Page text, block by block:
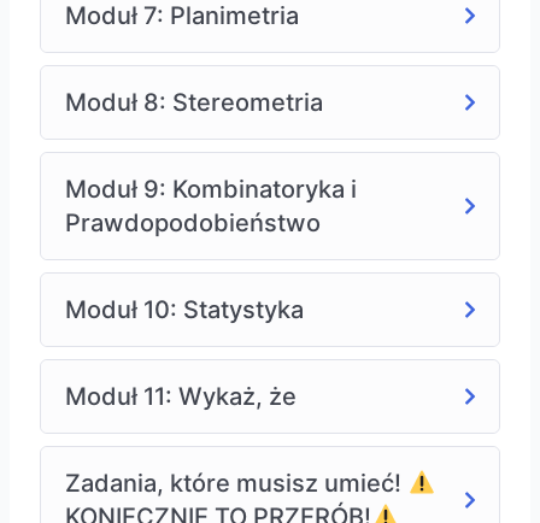
Moduł 7: Planimetria
Moduł 8: Stereometria
Moduł 9: Kombinatoryka i
Prawdopodobieństwo
Moduł 10: Statystyka
Moduł 11: Wykaż, że
Zadania, które musisz umieć!
KONIECZNIE TO PRZERÓB!